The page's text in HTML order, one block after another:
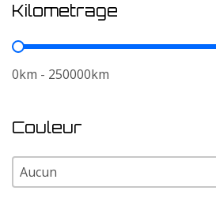
Kilometrage
Kilometrage
0km - 250000km
Couleur
Couleur
Couleur